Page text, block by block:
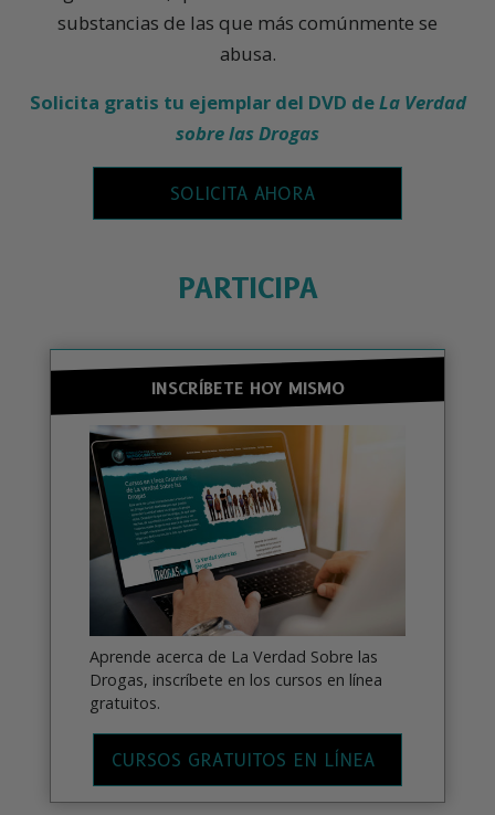
substancias de las que más comúnmente se
abusa.
Solicita gratis tu ejemplar del DVD deLa Verdad
sobre las Drogas
SOLICITA AHORA
PARTICIPA
INSCRÍBETE HOY MISMO
Aprende acerca de La Verdad Sobre las
Drogas, inscríbete en los cursos en línea
gratuitos.
CURSOS GRATUITOS EN LÍNEA